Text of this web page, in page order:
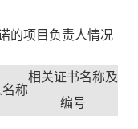
的项目负责人情况
称
相关证书名称及
编号